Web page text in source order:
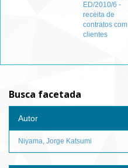
ED/2010/6 -
receita de
contratos com
clientes
Busca facetada
Autor
Niyama, Jorge Katsumi